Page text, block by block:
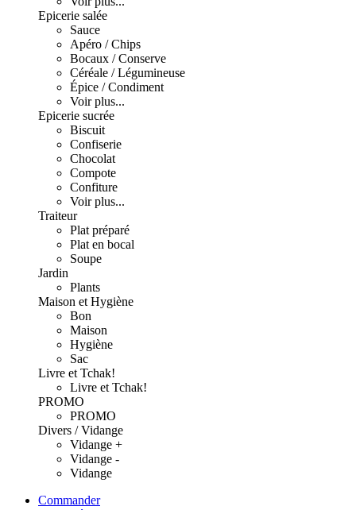
Epicerie salée
Sauce
Apéro / Chips
Bocaux / Conserve
Céréale / Légumineuse
Épice / Condiment
Voir plus...
Epicerie sucrée
Biscuit
Confiserie
Chocolat
Compote
Confiture
Voir plus...
Traiteur
Plat préparé
Plat en bocal
Soupe
Jardin
Plants
Maison et Hygiène
Bon
Maison
Hygiène
Sac
Livre et Tchak!
Livre et Tchak!
PROMO
PROMO
Divers / Vidange
Vidange +
Vidange -
Vidange
Commander